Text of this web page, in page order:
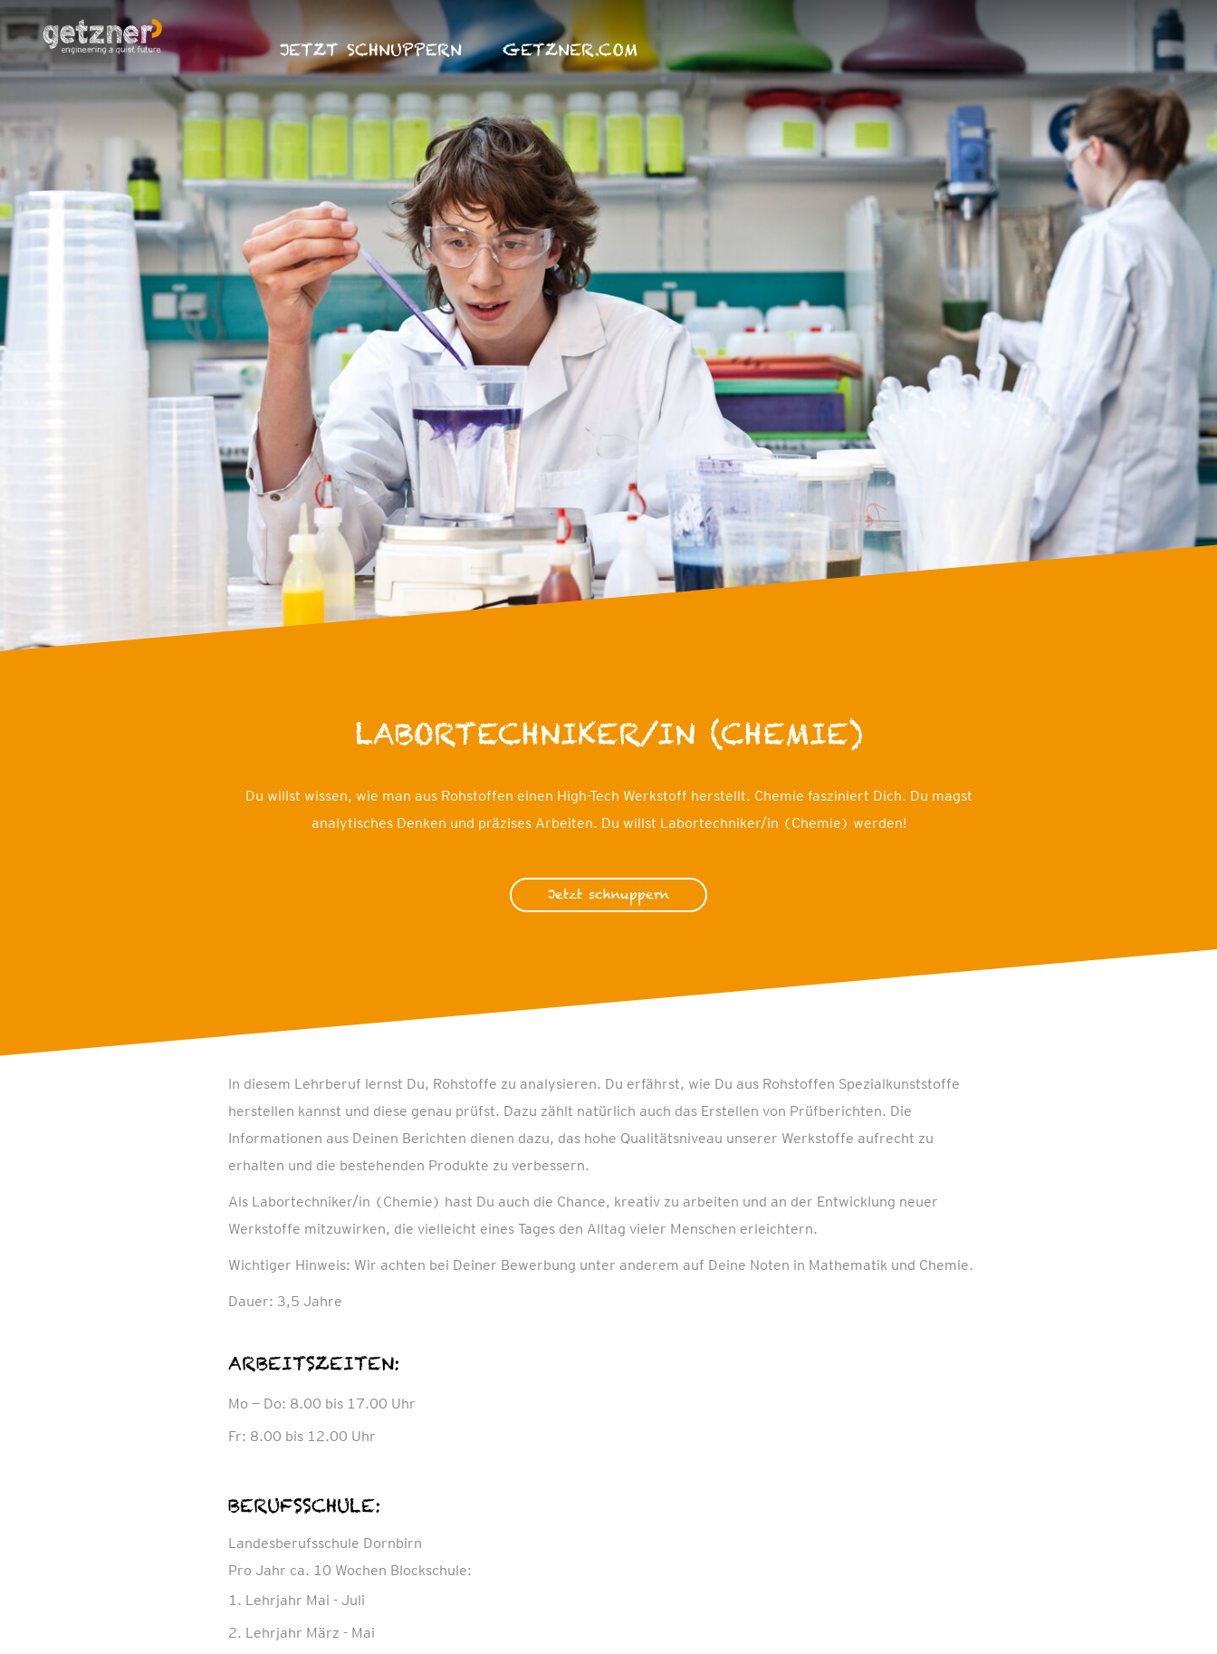
JETZT SCHNUPPERN GETZNER.COM
LABORTECHNIKER/IN (CHEMIE)
Du willst wissen, wie man aus Rohstoffen einen High-Tech Werkstoff herstellt. Chemie fasziniert Dich. Du magst
analytisches Denken und präzises Arbeiten. Du willst Labortechniker/in (Chemie) werden!
Jetzt schnuppern
In diesem Lehrberuf lernst Du, Rohstoffe zu analysieren. Du erfährst, wie Du aus Rohstoffen Spezialkunststoffe
herstellen kannst und diese genau prüfst. Dazu zählt natürlich auch das Erstellen von Prüfberichten. Die
Informationen aus Deinen Berichten dienen dazu, das hohe Qualitätsniveau unserer Werkstoffe aufrecht zu
erhalten und die bestehenden Produkte zu verbessern.
Als Labortechniker/in (Chemie) hast Du auch die Chance, kreativ zu arbeiten und an der Entwicklung neuer
Werkstoffe mitzuwirken, die vielleicht eines Tages den Alltag vieler Menschen erleichtern.
Wichtiger Hinweis: Wir achten bei Deiner Bewerbung unter anderem auf Deine Noten in Mathematik und Chemie.
Dauer: 3,5 Jahre
ARBEITSZEITEN:
Mo — Do: 8.00 bis 17.00 Uhr
Fr: 8.00 bis 12.00 Uhr
BERUFSSCHULE:
Landesberufsschule Dornbirn
Pro Jahr ca. 10 Wochen Blockschule:
1. Lehrjahr Mai - Juli
2. Lehrjahr März - Mai